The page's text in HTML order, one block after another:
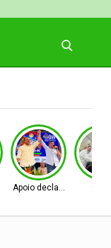
bases
Apoio declarado